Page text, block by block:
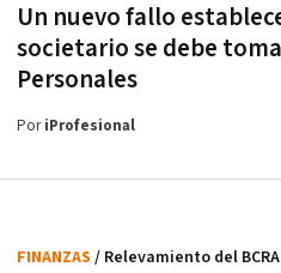
Un nuevo fallo
societario se debe
Personales
PoriProfesional
FINANZAS / Relevamiento del BCRA